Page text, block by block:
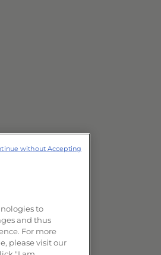
to
and thus
For more
please visit our
without Accepting